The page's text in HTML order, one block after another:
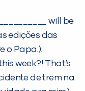
will be
edições das
o Papa.).
week?! That’s
de trem na